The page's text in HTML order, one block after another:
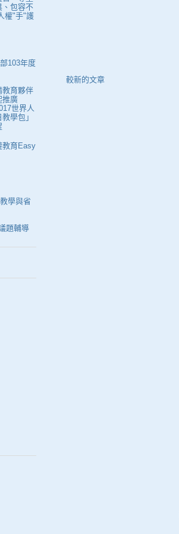
較新的文章
、包容不
權"手"護
103年度
教育夥伴
推廣
世界人
學包」
教育Easy
學與省
題輔導